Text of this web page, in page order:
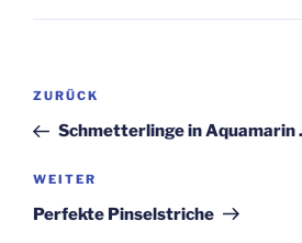
Beitragsnavigation
Vorheriger
Beitrag
ZURÜCK
Schmetterlinge in Aquamarin
Nächster
Beitrag
WEITER
Perfekte Pinselstriche